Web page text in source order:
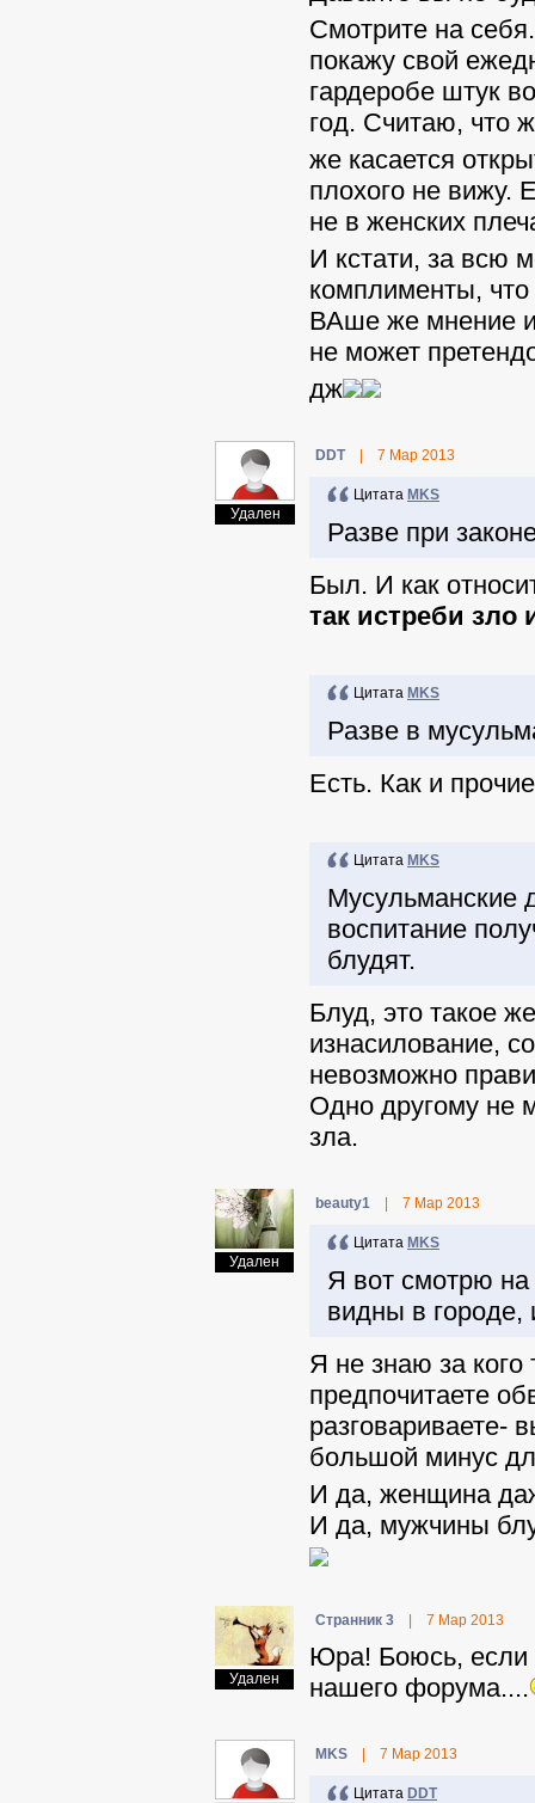
Смотрите на
покажу свой
гардеробе штук
год. Считаю, что
же касается
плохого не вижу.
не в женских
И кстати, за всю
комплименты,
ВАше же мнение
не может
дж
Удален
DDT 7 Мар 2013
Цитата MKS
Разве при
Был. И как
так истреби зло
Цитата MKS
Разве в
Есть. Как и
Цитата MKS
Мусульманские
воспитание
блудят.
Блуд, это такое
изнасилование,
невозможно
Одно другому не
зла.
Удален
beauty1 7 Мар 2013
Цитата MKS
Я вот смотрю на
видны в городе,
Я не знаю за
предпочитаете
разговариваете-
большой минус
И да, женщина
И да, мужчины
Удален
Странник 3 7 Мар 2013
Юра! Боюсь, если
нашего форума....
MKS 7 Мар 2013
Цитата DDT